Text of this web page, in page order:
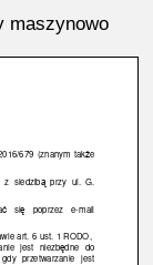
maszynowo